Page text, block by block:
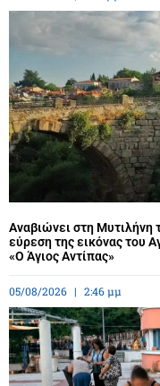
Αναβιώνει στη Μυτιλήνη
εύρεση της εικόνας του
«Ο Άγιος Αντίπας»
05/08/2026 2:46 μμ